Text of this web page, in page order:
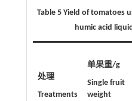
Table 5 Yield of tomatoes
humic acid
处理
Treatments
单果重/g
Single fruit
weight